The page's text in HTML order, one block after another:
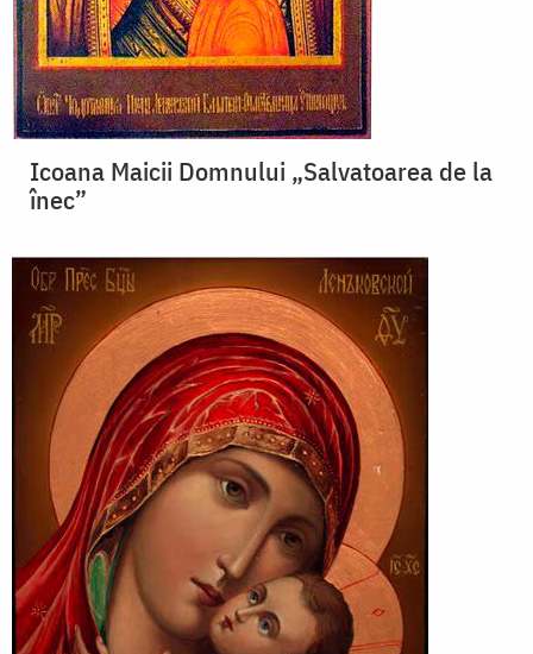
Icoana Maicii Domnului „Salvatoarea de la
înec”